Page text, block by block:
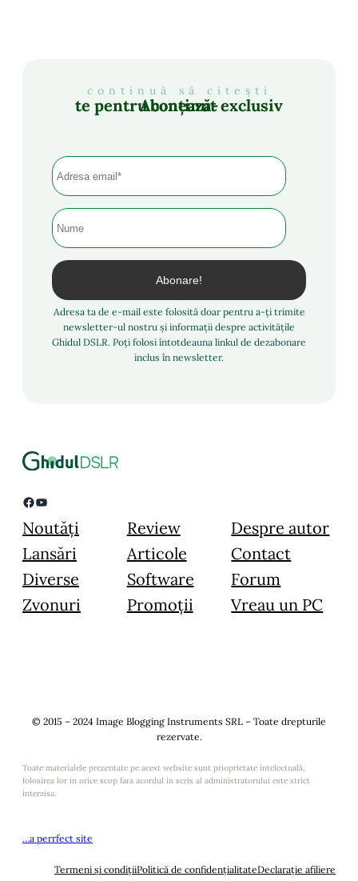
continuă să citești
Abonează-te pentru conținut exclusiv
Adresa ta de e-mail este folosită doar pentru a-ți trimite
newsletter-ul nostru și informații despre activitățile
Ghidul DSLR. Poți folosi întotdeauna linkul de dezabonare
inclus în newsletter.
Facebook YouTube
Noutăți
Lansări
Diverse
Zvonuri
Review
Articole
Software
Promoții
Despre autor
Contact
Forum
Vreau un PC
© 2015 – 2024 Image Blogging Instruments SRL – Toate drepturile
rezervate.
Toate materialele prezentate pe acest website sunt prioprietate intelectuală,
folosirea lor in orice scop fara acordul in scris al administratorului este strict
interzisa.
…a perrfect site
Termeni și condițiiPolitică de confidențialitateDeclarație afiliere